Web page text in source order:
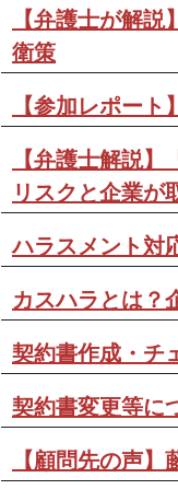
【弁護士が解
衛策
【参加レポー
【弁護士解説
リスクと企業が
ハラスメント対
カスハラとは？
契約書作成・チ
契約書変更等に
【顧問先の声